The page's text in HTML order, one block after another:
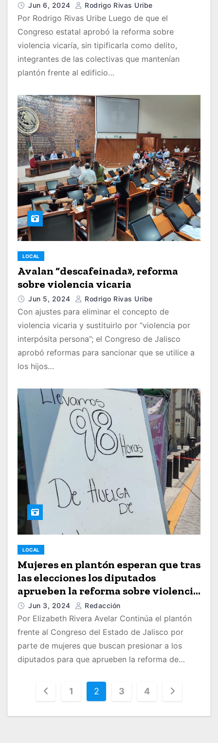
Jun 6, 2024 Rodrigo Rivas Uribe
Por Rodrigo Rivas Uribe Luego de que el
Congreso estatal aprobó la reforma sobre
violencia vicaría, sin tipificarla como delito,
integrantes de las colectivas que mantenían
plantón frente al edificio…
LOCAL
Avalan “descafeinada», reforma
sobre violencia vicaria
Jun 5, 2024 Rodrigo Rivas Uribe
Con ajustes para eliminar el concepto de
violencia vicaria y sustituirlo por “violencia por
interpósita persona”; el Congreso de Jalisco
aprobó reformas para sancionar que se utilice a
los hijos…
LOCAL
Mujeres en plantón esperan que tras
las elecciones los diputados
aprueben la reforma sobre violencia
vicaria
Jun 3, 2024 Redacción
Por Elizabeth Rivera Avelar Continúa el plantón
frente al Congreso del Estado de Jalisco por
parte de mujeres que buscan presionar a los
diputados para que aprueben la reforma de…
1 2 3 4